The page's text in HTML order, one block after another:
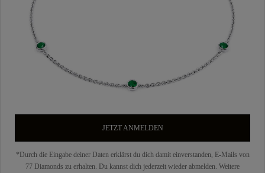
JETZT ANMELDEN
*Durch die Eingabe deiner Daten erklärst du dich damit einverstanden, E-Mails von
77 Diamonds zu erhalten. Du kannst dich jederzeit wieder abmelden. Weitere